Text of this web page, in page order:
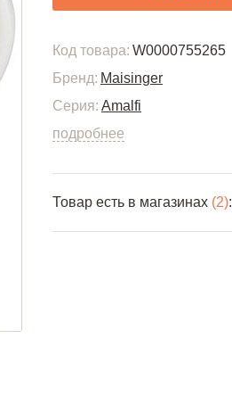
Код товара: W0000755265
Бренд: Maisinger
Серия: Amalfi
подробнее
Товар есть в магазинах (2):